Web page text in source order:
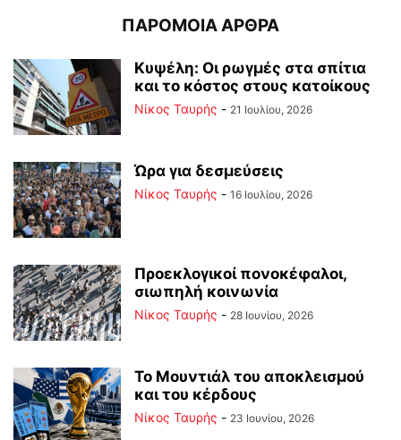
ΠΑΡΟΜΟΙΑ ΑΡΘΡΑ
Κυψέλη: Οι ρωγμές στα σπίτια
και το κόστος στους κατοίκους
Νίκος Ταυρής - 21 Ιουλίου, 2026
Ώρα για δεσμεύσεις
Νίκος Ταυρής - 16 Ιουλίου, 2026
Προεκλογικοί πονοκέφαλοι,
σιωπηλή κοινωνία
Νίκος Ταυρής - 28 Ιουνίου, 2026
Το Μουντιάλ του αποκλεισμού
και του κέρδους
Νίκος Ταυρής - 23 Ιουνίου, 2026